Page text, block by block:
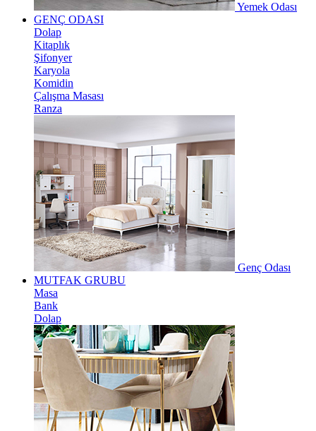
Yemek Odası
GENÇ ODASI
Dolap
Kitaplık
Şifonyer
Karyola
Komidin
Çalışma Masası
Ranza
Genç Odası
MUTFAK GRUBU
Masa
Bank
Dolap